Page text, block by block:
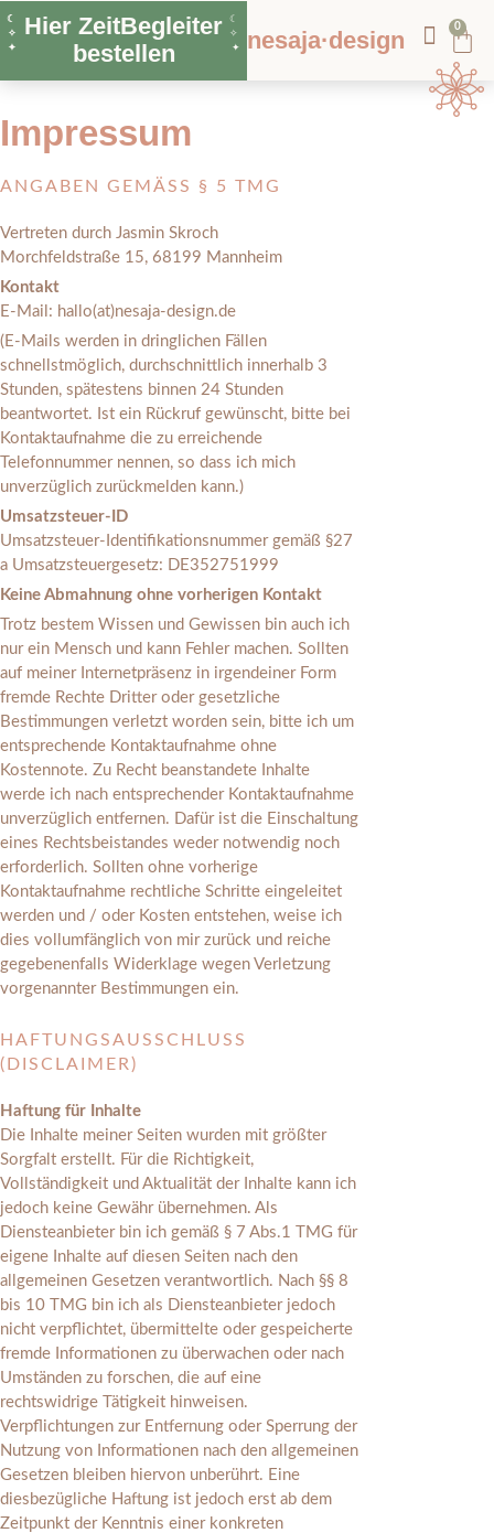
☾
✧
✦
Hier ZeitBegleiter
bestellen
☾
✧
✦
nesaja·design 0
Impressum
ANGABEN GEMÄSS § 5 TMG
Vertreten durch Jasmin Skroch
Morchfeldstraße 15, 68199 Mannheim
Kontakt
E-Mail: hallo(at)nesaja-design.de
(E-Mails werden in dringlichen Fällen
schnellstmöglich, durchschnittlich innerhalb 3
Stunden, spätestens binnen 24 Stunden
beantwortet. Ist ein Rückruf gewünscht, bitte bei
Kontaktaufnahme die zu erreichende
Telefonnummer nennen, so dass ich mich
unverzüglich zurückmelden kann.)
Umsatzsteuer-ID
Umsatzsteuer-Identifikationsnummer gemäß §27
a Umsatzsteuergesetz: DE352751999
Keine Abmahnung ohne vorherigen Kontakt
Trotz bestem Wissen und Gewissen bin auch ich
nur ein Mensch und kann Fehler machen. Sollten
auf meiner Internetpräsenz in irgendeiner Form
fremde Rechte Dritter oder gesetzliche
Bestimmungen verletzt worden sein, bitte ich um
entsprechende Kontaktaufnahme ohne
Kostennote. Zu Recht beanstandete Inhalte
werde ich nach entsprechender Kontaktaufnahme
unverzüglich entfernen. Dafür ist die Einschaltung
eines Rechtsbeistandes weder notwendig noch
erforderlich. Sollten ohne vorherige
Kontaktaufnahme rechtliche Schritte eingeleitet
werden und / oder Kosten entstehen, weise ich
dies vollumfänglich von mir zurück und reiche
gegebenenfalls Widerklage wegen Verletzung
vorgenannter Bestimmungen ein.
HAFTUNGSAUSSCHLUSS
(DISCLAIMER)
Haftung für Inhalte
Die Inhalte meiner Seiten wurden mit größter
Sorgfalt erstellt. Für die Richtigkeit,
Vollständigkeit und Aktualität der Inhalte kann ich
jedoch keine Gewähr übernehmen. Als
Diensteanbieter bin ich gemäß § 7 Abs.1 TMG für
eigene Inhalte auf diesen Seiten nach den
allgemeinen Gesetzen verantwortlich. Nach §§ 8
bis 10 TMG bin ich als Diensteanbieter jedoch
nicht verpflichtet, übermittelte oder gespeicherte
fremde Informationen zu überwachen oder nach
Umständen zu forschen, die auf eine
rechtswidrige Tätigkeit hinweisen.
Verpflichtungen zur Entfernung oder Sperrung der
Nutzung von Informationen nach den allgemeinen
Gesetzen bleiben hiervon unberührt. Eine
diesbezügliche Haftung ist jedoch erst ab dem
Zeitpunkt der Kenntnis einer konkreten